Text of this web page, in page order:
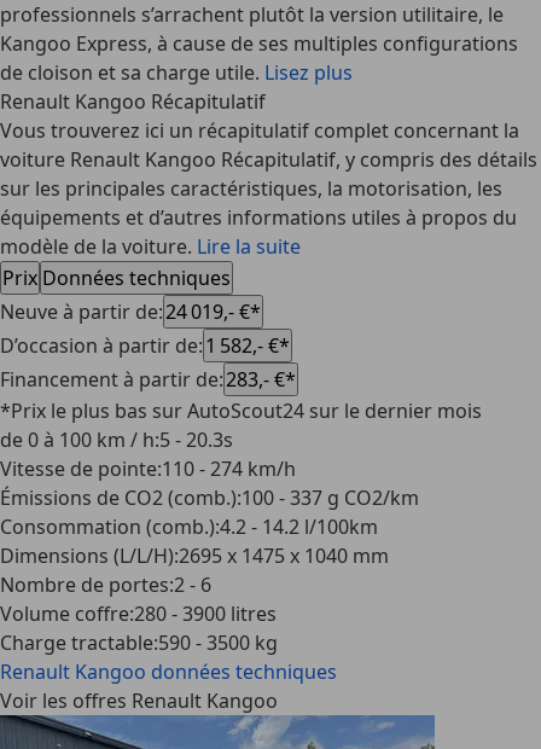
professionnels s’arrachent plutôt la version utilitaire, le
Kangoo Express, à cause de ses multiples configurations
de cloison et sa charge utile. Lisez plus
Renault Kangoo Récapitulatif
Vous trouverez ici un récapitulatif complet concernant la
voiture Renault Kangoo Récapitulatif, y compris des détails
sur les principales caractéristiques, la motorisation, les
équipements et d’autres informations utiles à propos du
modèle de la voiture. Lire la suite
Prix Données techniques
Neuve à partir de:24 019,- €*
D’occasion à partir de:1 582,- €*
Financement à partir de:283,- €*
*Prix le plus bas sur AutoScout24 sur le dernier mois
de 0 à 100 km / h:5 - 20.3s
Vitesse de pointe:110 - 274 km/h
Émissions de CO2 (comb.):100 - 337 g CO2/km
Consommation (comb.):4.2 - 14.2 l/100km
Dimensions (L/L/H):2695 x 1475 x 1040 mm
Nombre de portes:2 - 6
Volume coffre:280 - 3900 litres
Charge tractable:590 - 3500 kg
Renault Kangoo données techniques
Voir les offres Renault Kangoo